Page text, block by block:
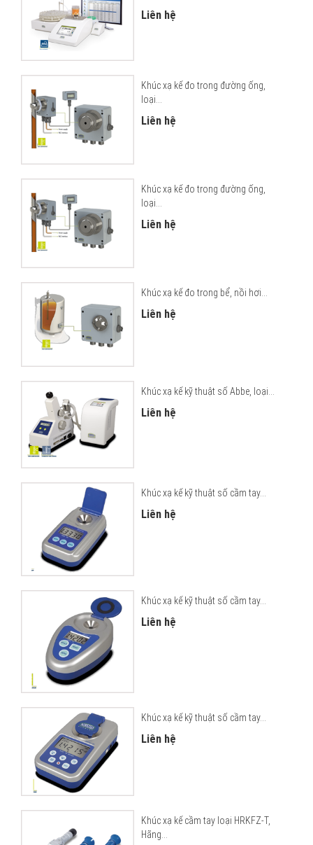
Liên hệ
Khúc xạ kế đo trong đường ống,
loại...
Liên hệ
Khúc xạ kế đo trong đường ống,
loại...
Liên hệ
Khúc xạ kế đo trong bể, nồi hơi...
Liên hệ
Khúc xạ kế kỹ thuật số Abbe, loại...
Liên hệ
Khúc xạ kế kỹ thuật số cầm tay...
Liên hệ
Khúc xạ kế kỹ thuật số cầm tay...
Liên hệ
Khúc xạ kế kỹ thuật số cầm tay...
Liên hệ
Khúc xạ kế cầm tay loại HRKFZ-T,
Hãng...